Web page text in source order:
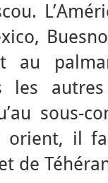
au
les
sous-
orient, il
de